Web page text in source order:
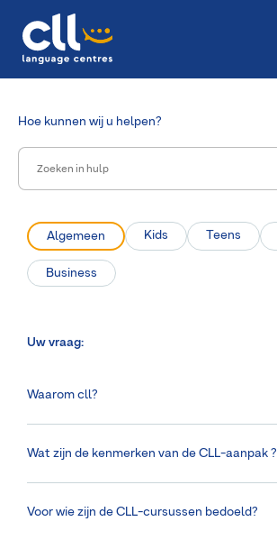
Hoe kunnen wij u helpen?
Algemeen Kids Teens
Business
Uw vraag:
Waarom cll?
Wat zijn de kenmerken van de CLL-aanpak ?
Voor wie zijn de CLL-cursussen bedoeld?